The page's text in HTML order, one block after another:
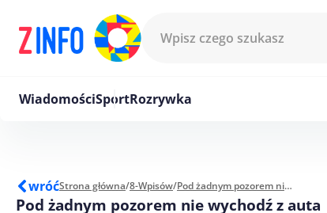
WiadomościSportRozrywka
wróćStrona główna/8-Wpisów/ Pod żadnym pozorem nie wychodź z auta
Pod żadnym pozorem nie wychodź z auta